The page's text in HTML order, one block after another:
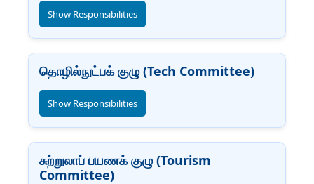
Show Responsibilities
தொழில்நுட்பக் குழு (Tech Committee)
Show Responsibilities
சுற்றுலாப் பயணக் குழு (Tourism
Committee)